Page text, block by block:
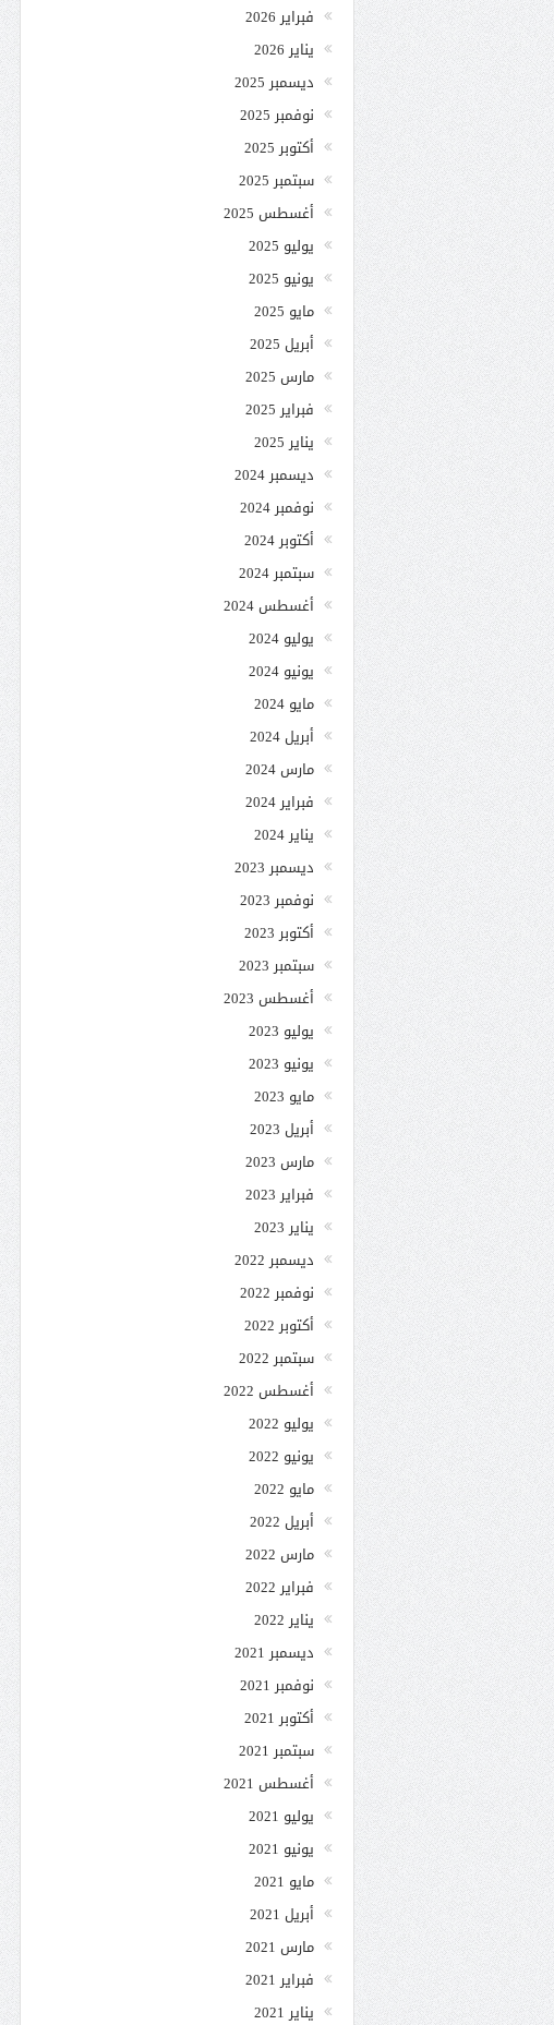
فبراير 2026
يناير 2026
ديسمبر 2025
نوفمبر 2025
أكتوبر 2025
سبتمبر 2025
أغسطس 2025
يوليو 2025
يونيو 2025
مايو 2025
أبريل 2025
مارس 2025
فبراير 2025
يناير 2025
ديسمبر 2024
نوفمبر 2024
أكتوبر 2024
سبتمبر 2024
أغسطس 2024
يوليو 2024
يونيو 2024
مايو 2024
أبريل 2024
مارس 2024
فبراير 2024
يناير 2024
ديسمبر 2023
نوفمبر 2023
أكتوبر 2023
سبتمبر 2023
أغسطس 2023
يوليو 2023
يونيو 2023
مايو 2023
أبريل 2023
مارس 2023
فبراير 2023
يناير 2023
ديسمبر 2022
نوفمبر 2022
أكتوبر 2022
سبتمبر 2022
أغسطس 2022
يوليو 2022
يونيو 2022
مايو 2022
أبريل 2022
مارس 2022
فبراير 2022
يناير 2022
ديسمبر 2021
نوفمبر 2021
أكتوبر 2021
سبتمبر 2021
أغسطس 2021
يوليو 2021
يونيو 2021
مايو 2021
أبريل 2021
مارس 2021
فبراير 2021
يناير 2021